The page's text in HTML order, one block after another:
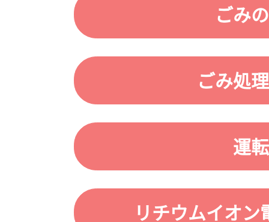
ごみ
ごみ処
運
リチウムイオ